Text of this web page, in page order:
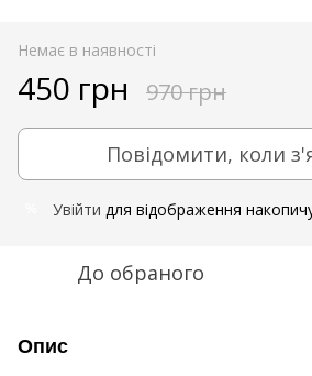
Немає в наявності
450 грн 970 грн
Повідомити, коли
Увійти для відображення
До обраного
Опис